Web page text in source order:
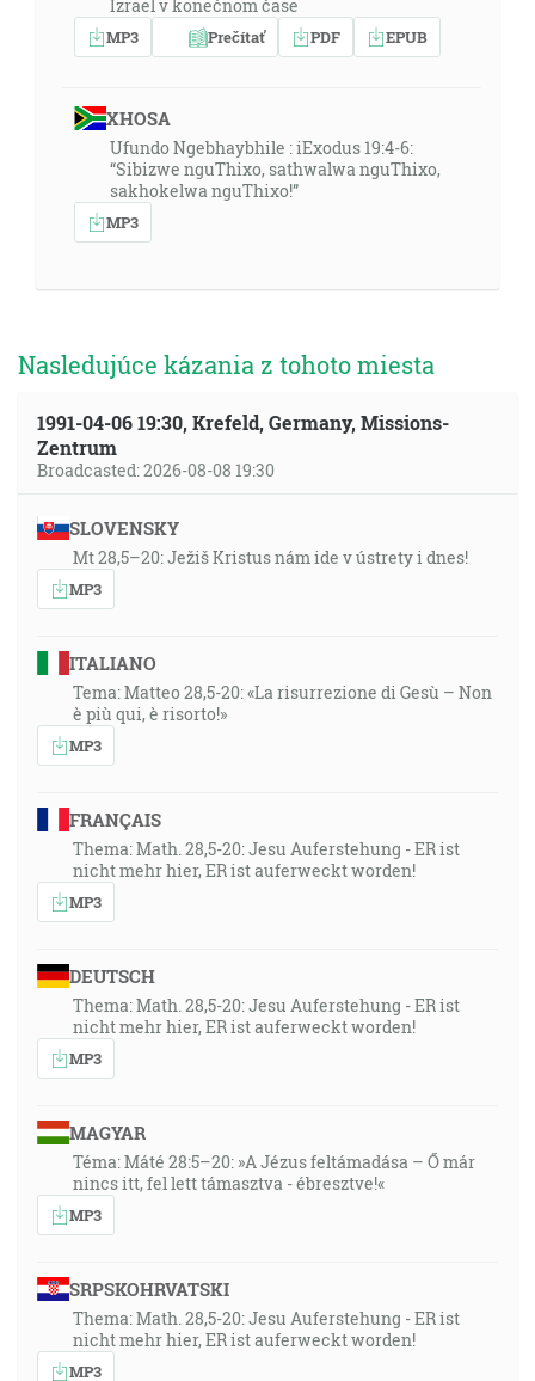
Izrael v konečnom čase
MP3 Prečítať PDF EPUB
XHOSA
Ufundo Ngebhaybhile : iExodus 19:4-6:
“Sibizwe nguThixo, sathwalwa nguThixo,
sakhokelwa nguThixo!”
MP3
Nasledujúce kázania z tohoto miesta
1991-04-06 19:30, Krefeld, Germany, Missions-
Zentrum
Broadcasted: 2026-08-08 19:30
SLOVENSKY
Mt 28,5–20: Ježiš Kristus nám ide v ústrety i dnes!
MP3
ITALIANO
Tema: Matteo 28,5-20: «La risurrezione di Gesù – Non
è più qui, è risorto!»
MP3
FRANÇAIS
Thema: Math. 28,5-20: Jesu Auferstehung - ER ist
nicht mehr hier, ER ist auferweckt worden!
MP3
DEUTSCH
Thema: Math. 28,5-20: Jesu Auferstehung - ER ist
nicht mehr hier, ER ist auferweckt worden!
MP3
MAGYAR
Téma: Máté 28:5–20: »A Jézus feltámadása – Ő már
nincs itt, fel lett támasztva - ébresztve!«
MP3
SRPSKOHRVATSKI
Thema: Math. 28,5-20: Jesu Auferstehung - ER ist
nicht mehr hier, ER ist auferweckt worden!
MP3